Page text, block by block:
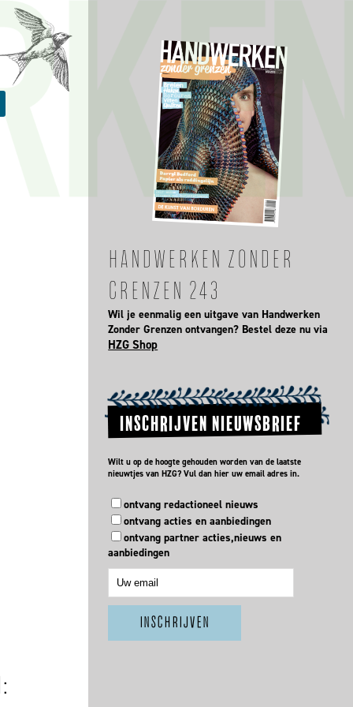
HANDWERKEN ZONDER
GRENZEN 243
Wil je eenmalig een uitgave van Handwerken
Zonder Grenzen ontvangen? Bestel deze nu via
HZG Shop
INSCHRIJVEN NIEUWSBRIEF
Wilt u op de hoogte gehouden worden van de laatste
nieuwtjes van HZG? Vul dan hier uw email adres in.
ontvang redactioneel nieuws
ontvang acties en aanbiedingen
ontvang partner acties,nieuws en
aanbiedingen